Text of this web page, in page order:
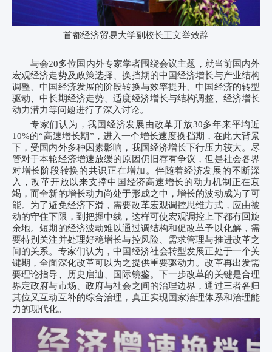
首都经济贸易大学副校长王文举致辞
与会20多位国内外专家学者围绕会议主题，就当前国内外
宏观经济走势及政策选择、换挡期的中国经济增长与产业结构
调整、中国经济发展的阶段转换与效率提升、中国经济的转型
驱动、中长期经济走势、适度经济增长与结构调整、经济增长
动力潜力等问题进行了深入讨论。
专家们认为，我国经济发展由改革开放30多年来平均近
10%的“高速增长期”，进入一个增长速度换挡期，在此大背景
下，受国内外多种因素影响，我国经济增长下行压力较大。尽
管对于本轮经济增速放缓的原因仍旧存有争议，但是社会各界
对增长阶段转换的共识正在增加。伴随着经济发展的不断深
入，改革开放以来支撑中国经济高速增长的动力机制正在衰
竭，而全新的增长动力尚处于形成之中，增长的波动成为了可
能。为了避免经济下滑，需要改革宏观调控思维方式，应由被
动的守住下限，到把握中线，这样可使宏观调控上下都有回旋
余地。短期的经济波动难以通过调结构和促改革予以化解，需
要特别关注并处理好稳增长与控风险、需求管理与推进改革之
间的关系。专家们认为，中国经济社会转型发展正处于一个关
键期，全面深化改革可以为之提供重要驱动力。改革再出发需
要理论指导、历史启迪、国际镜鉴。下一步改革的关键是合理
界定政府与市场、政府与社会之间的治理边界，通过三者各归
其位又互动互补的综合治理，真正实现国家治理体系和治理能
力的现代化。